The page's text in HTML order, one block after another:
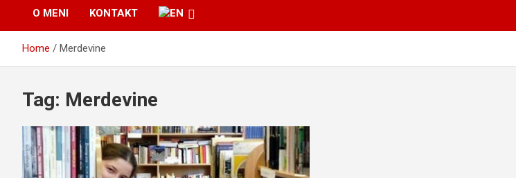
O MENI KONTAKT
Home Merdevine
Tag: Merdevine